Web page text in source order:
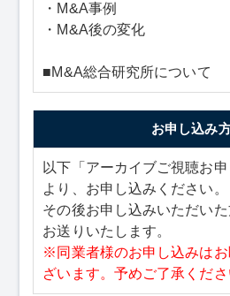
・M&A事例
・M&A後の変化
■M&A総合研究所について
お申し込み
以下「アーカイブご視聴お
より、お申し込みください。
その後お申し込みいただい
お送りいたします。
※同業者様のお申し込みは
ざいます。予めご了承くださ